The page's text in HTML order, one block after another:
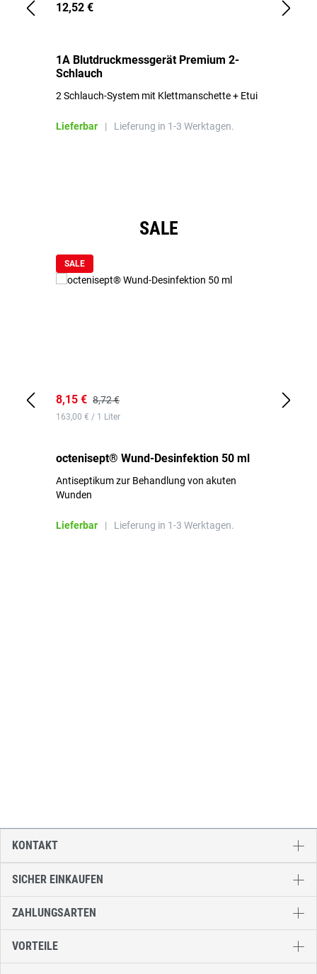
12,52 €
1A Blutdruckmessgerät Premium 2-
Schlauch
2 Schlauch-System mit Klettmanschette + Etui
Lieferbar | Lieferung in 1-3 Werktagen.
SALE
SALE
8,15 € 8,72 €
163,00 € / 1 Liter
octenisept® Wund-Desinfektion 50 ml
Antiseptikum zur Behandlung von akuten
Wunden
Lieferbar | Lieferung in 1-3 Werktagen.
SICHER EINKAUFEN
ZAHLUNGSARTEN
VORTEILE
KONTAKT